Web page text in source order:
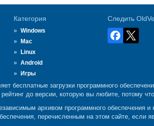
Категория
Windows
Mac
Linux
Android
Игры
Следить
бесплатные загрузки программного
до версии, которую вы любите, потому
архивом программного обеспечения
перечисленным на этом сайте, если